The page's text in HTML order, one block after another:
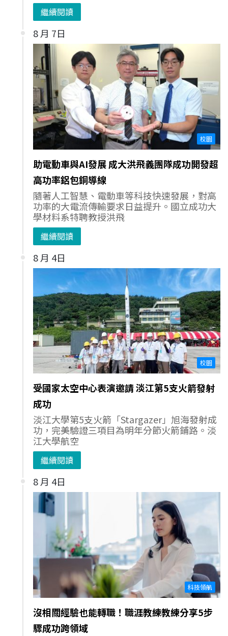
繼續閱讀
8 月 7日
校園
助電動車與AI發展 成大洪飛義團隊成功開發超
高功率鋁包銅導線
隨著人工智慧、電動車等科技快速發展，對高
功率的大電流傳輸要求日益提升。國立成功大
學材料系特聘教授洪飛
繼續閱讀
8 月 4日
校園
受國家太空中心表演邀請 淡江第5支火箭發射
成功
淡江大學第5支火箭「Stargazer」旭海發射成
功，完美驗證三項目為明年分節火箭鋪路。淡
江大學航空
繼續閱讀
8 月 4日
科技領航
沒相關經驗也能轉職！職涯教練教練分享5步
驟成功跨領域